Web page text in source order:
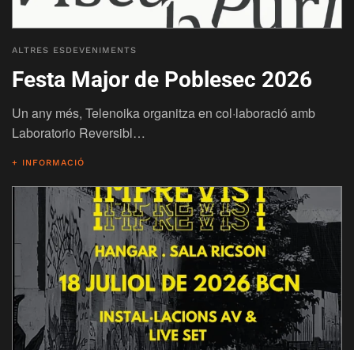
ALTRES ESDEVENIMENTS
Festa Major de Poblesec 2026
Un any més, Telenoika organitza en col·laboració amb
Laboratorio Reversibl…
+ INFORMACIÓ